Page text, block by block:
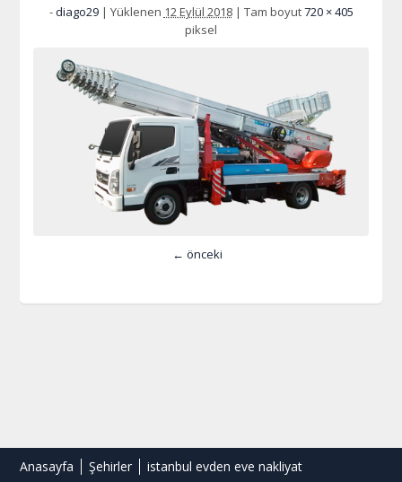
-diago29 | Yüklenen 12 Eylül 2018 | Tam boyut720 × 405
piksel
← önceki
Anasayfa Şehirler istanbul evden eve nakliyat